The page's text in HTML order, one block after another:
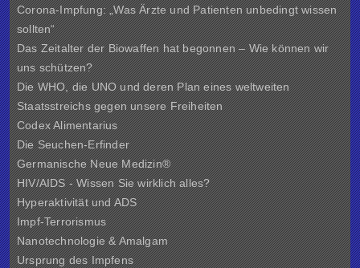
Corona-Impfung: „Was Ärzte und Patienten unbedingt wissen
sollten“
Das Zeitalter der Biowaffen hat begonnen – Wie können wir
uns schützen?
Die WHO, die UNO und deren Plan eines weltweiten
Staatsstreichs gegen unsere Freiheiten
Codex Alimentarius
Die Seuchen-Erfinder
Germanische Neue Medizin®
HIV/AIDS - Wissen Sie wirklich alles?
Hyperaktivität und ADS
Impf-Terrorismus
Nanotechnologie & Amalgam
Ursprung des Impfens